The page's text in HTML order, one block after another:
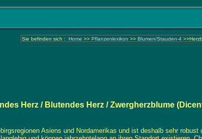
Sie befinden sich : Home >> Pflanzenlexikon >> Blumen/Stauden-4
Herz / Blutendes Herz / Zwergherzblume
Asiens und Nordamerikas und ist deshalb sehr